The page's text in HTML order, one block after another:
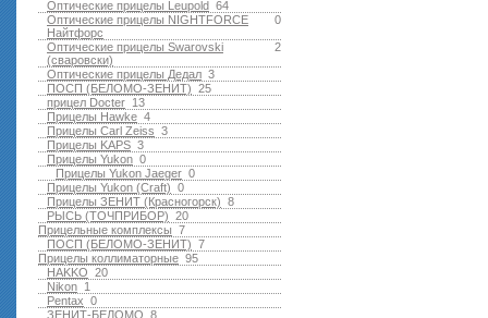
64
Оптические прицелы Leupold
0
Оптические прицелы NIGHTFORCE
Найтфорс
2
Оптические прицелы Swarovski
(сваровски)
3
Оптические прицелы Дедал
25
ПОСП (БЕЛОМО-ЗЕНИТ)
13
прицел Docter
4
Прицелы Hawke
3
Прицелы Carl Zeiss
3
Прицелы KAPS
0
Прицелы Yukon
0
Прицелы Yukon Jaeger
0
Прицелы Yukon (Craft)
8
Прицелы ЗЕНИТ (Красногорск)
20
РЫСЬ (ТОЧПРИБОР)
7
Прицельные комплексы
7
ПОСП (БЕЛОМО-ЗЕНИТ)
95
Прицелы коллиматорные
20
HAKKO
1
Nikon
0
Pentax
8
ЗЕНИТ-БЕЛОМО